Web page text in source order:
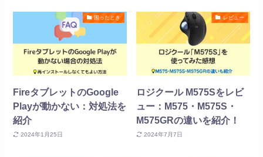
困ったとき
FireタブレットのGoogle
Playが動かない：対処法を
紹介
2024年1月25日
レビュー
ロジクール M575Sをレビ
ュー：M575・M575S・
M575GRの違いを紹介！
2024年7月7日